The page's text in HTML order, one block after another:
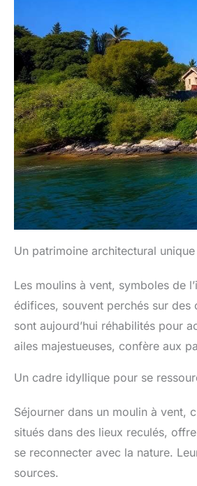
Un patrimoine architectural unique
Les moulins à vent, symboles de
édifices, souvent perchés sur
sont aujourd’hui réhabilités pour
ailes majestueuses, confère aux
Un cadre idyllique pour se
Séjourner dans un moulin à vent,
situés dans des lieux reculés,
se reconnecter avec la nature.
sources.